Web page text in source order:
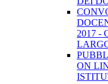
2017 -
ON